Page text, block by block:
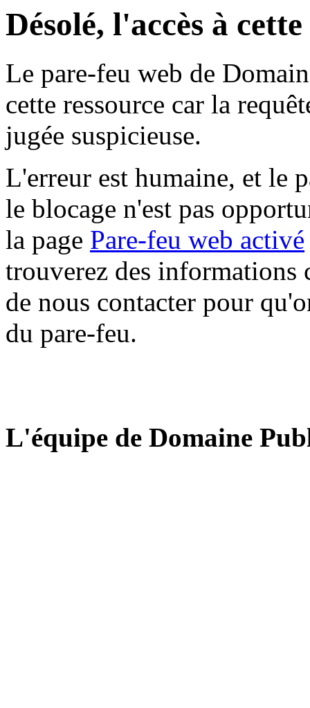
Désolé, l'accès à
Le pare-feu web de
cette ressource car la
jugée suspicieuse.
L'erreur est humaine, et le
le blocage n'est pas
la page Pare-feu web activé
trouverez des informations
de nous contacter pour
du pare-feu.
L'équipe de Domaine